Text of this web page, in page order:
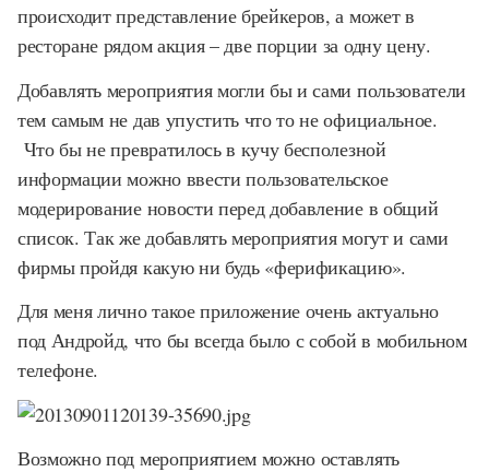
происходит представление брейкеров, а может в
ресторане рядом акция – две порции за одну цену.
Добавлять мероприятия могли бы и сами пользователи
тем самым не дав упустить что то не официальное.
Что бы не превратилось в кучу бесполезной
информации можно ввести пользовательское
модерирование новости перед добавление в общий
список. Так же добавлять мероприятия могут и сами
фирмы пройдя какую ни будь «ферификацию».
Для меня лично такое приложение очень актуально
под Андройд, что бы всегда было с собой в мобильном
телефоне.
Возможно под мероприятием можно оставлять